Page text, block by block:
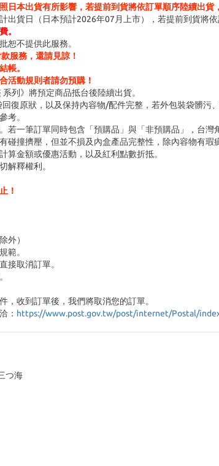
日本出貨有所影響，若提前到貨將依訂單順序陸續出貨
貨日（日本預計2026年07月上市），若提前到貨將依
。
恕不提供此服務。
服務，還請見諒！
帳。
活動規則者請勿預購！
列》將預定商品抵台後陸續出貨。
復原狀，以及保持內容物/配件完整，若外包裝袋髒污
考。
一筆訂單同時包含「預購品」與「非預購品」，台灣
撞擠壓，但並不損及內盒產品完整性，除內容物有瑕
金額或優惠活動，以及紅利點數折抵。
解釋權利。
！
外）
範。
接取消訂單。
收到訂單後，我們將取消您的訂單。
： https://www.post.gov.tw/post/internet/Postal/
つ海